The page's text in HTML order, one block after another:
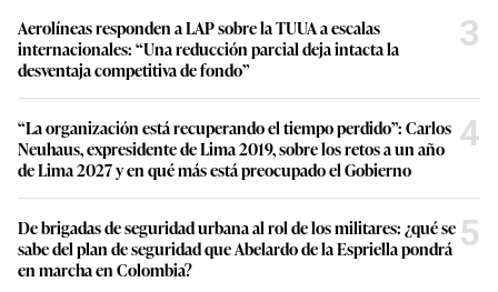
Aerolíneas responden a LAP sobre la TUUA a escalas
internacionales: “Una reducción parcial deja intacta la
desventaja competitiva de fondo”
3
“La organización está recuperando el tiempo perdido”: Carlos
Neuhaus, expresidente de Lima 2019, sobre los retos a un año
de Lima 2027 y en qué más está preocupado el Gobierno
4
De brigadas de seguridad urbana al rol de los militares: ¿qué se
sabe del plan de seguridad que Abelardo de la Espriella pondrá
en marcha en Colombia?
5